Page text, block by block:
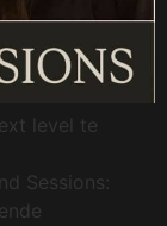
level te
Sessions: